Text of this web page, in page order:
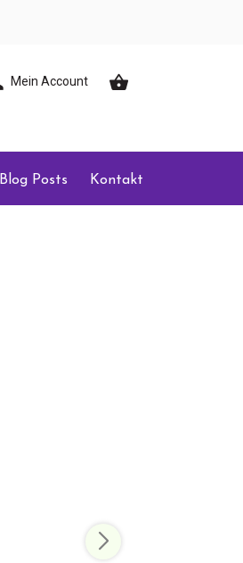
Mein Account
Blog Posts Kontakt